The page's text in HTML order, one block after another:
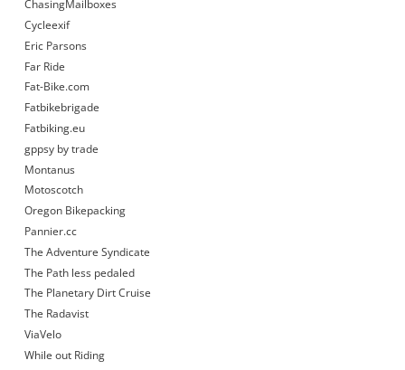
ChasingMailboxes
Cycleexif
Eric Parsons
Far Ride
Fat-Bike.com
Fatbikebrigade
Fatbiking.eu
gppsy by trade
Montanus
Motoscotch
Oregon Bikepacking
Pannier.cc
The Adventure Syndicate
The Path less pedaled
The Planetary Dirt Cruise
The Radavist
ViaVelo
While out Riding